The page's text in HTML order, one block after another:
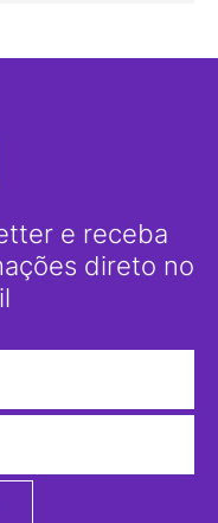
e receba
direto no